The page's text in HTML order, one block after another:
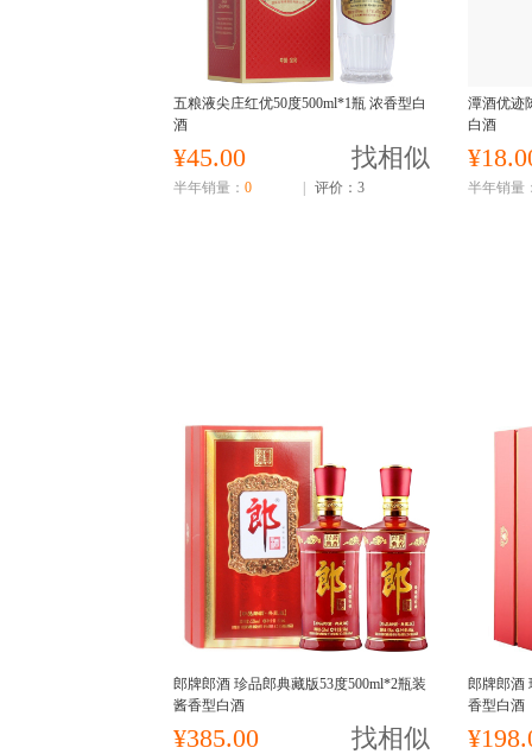
五粮液尖庄红优50度500ml*1瓶 浓香型白
酒
¥45.00 找相似
半年销量： 0 评价：3
潭酒优迹
白酒
半年销量
郎牌郎酒 珍品郎典藏版53度500ml*2瓶装
酱香型白酒
¥385.00 找相似
郎牌郎酒
香型白酒